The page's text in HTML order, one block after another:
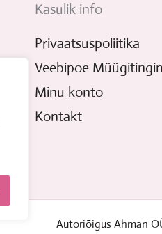
Kasulik info
Privaatsuspoliitika
Veebipoe
Minu konto
Kontakt
Autoriõigus Ahman